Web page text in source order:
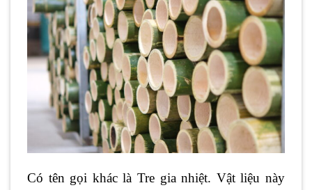
Có tên gọi khác là Tre gia nhiệt. Vật liệu này